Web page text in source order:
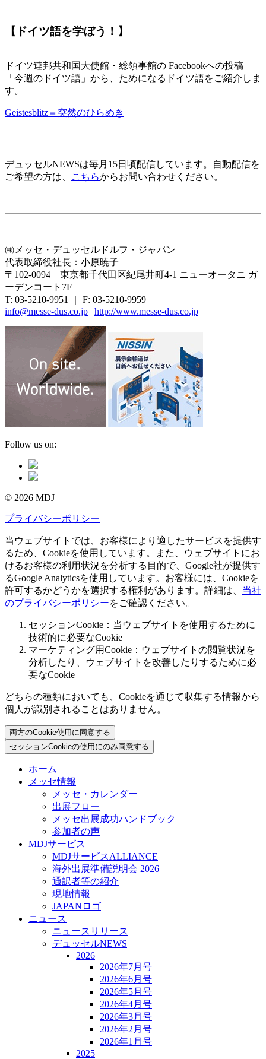
【ドイツ語を学ぼう！】
ドイツ連邦共和国大使館・総領事館の Facebookへの投稿
「今週のドイツ語」から、ためになるドイツ語をご紹介しま
す。
Geistesblitz＝突然のひらめき
デュッセルNEWSは毎月15日頃配信しています。自動配信を
ご希望の方は、
こちらからお問い合わせください。
㈱メッセ・デュッセルドルフ・ジャパン
代表取締役社長：小原暁子
〒102-0094 東京都千代田区紀尾井町4-1 ニューオータニ ガ
ーデンコート7F
T: 03-5210-9951 ｜ F: 03-5210-9959
info@messe-dus.co.jp | http://www.messe-dus.co.jp
Follow us on:
© 2026 MDJ
プライバシーポリシー
当ウェブサイトでは、お客様により適したサービスを提供す
るため、Cookieを使用しています。また、ウェブサイトにお
けるお客様の利用状況を分析する目的で、Google社が提供す
るGoogle Analyticsを使用しています。お客様には、Cookieを
許可するかどうかを選択する権利があります。詳細は、 当社
のプライバシーポリシーをご確認ください。
セッションCookie：当ウェブサイトを使用するために
技術的に必要なCookie
マーケティング用Cookie：ウェブサイトの閲覧状況を
分析したり、ウェブサイトを改善したりするために必
要なCookie
どちらの種類においても、Cookieを通じて収集する情報から
個人が識別されることはありません。
両方のCookie使用に同意する
セッションCookieの使用にのみ同意する
ホーム
メッセ情報
メッセ・カレンダー
出展フロー
メッセ出展成功ハンドブック
参加者の声
MDJサービス
MDJサービスALLIANCE
海外出展準備説明会 2026
通訳者等の紹介
現地情報
JAPANロゴ
ニュース
ニュースリリース
デュッセルNEWS
2026
2026年7月号
2026年6月号
2026年5月号
2026年4月号
2026年3月号
2026年2月号
2026年1月号
2025